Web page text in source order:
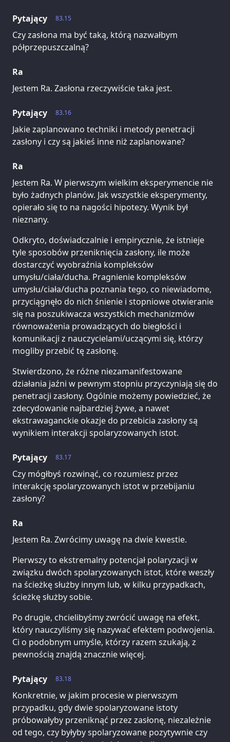
83.15
Pytający
Czy zasłona ma być taką, którą nazwałbym
półprzepuszczalną?
Ra
Jestem Ra. Zasłona rzeczywiście taka jest.
83.16
Pytający
Jakie zaplanowano techniki i metody penetracji
zasłony i czy są jakieś inne niż zaplanowane?
Ra
Jestem Ra. W pierwszym wielkim eksperymencie nie
było żadnych planów. Jak wszystkie eksperymenty,
opierało się to na nagości hipotezy. Wynik był
nieznany.
Odkryto, doświadczalnie i empirycznie, że istnieje
tyle sposobów przeniknięcia zasłony, ile może
dostarczyć wyobraźnia kompleksów
umysłu/ciała/ducha. Pragnienie kompleksów
umysłu/ciała/ducha poznania tego, co niewiadome,
przyciągnęło do nich śnienie i stopniowe otwieranie
się na poszukiwacza wszystkich mechanizmów
równoważenia prowadzących do biegłości i
komunikacji z nauczycielami/uczącymi się, którzy
mogliby przebić tę zasłonę.
Stwierdzono, że różne niezamanifestowane
działania jaźni w pewnym stopniu przyczyniają się do
penetracji zasłony. Ogólnie możemy powiedzieć, że
zdecydowanie najbardziej żywe, a nawet
ekstrawaganckie okazje do przebicia zasłony są
wynikiem interakcji spolaryzowanych istot.
83.17
Pytający
Czy mógłbyś rozwinąć, co rozumiesz przez
interakcję spolaryzowanych istot w przebijaniu
zasłony?
Ra
Jestem Ra. Zwrócimy uwagę na dwie kwestie.
Pierwszy to ekstremalny potencjał polaryzacji w
związku dwóch spolaryzowanych istot, które weszły
na ścieżkę służby innym lub, w kilku przypadkach,
ścieżkę służby sobie.
Po drugie, chcielibyśmy zwrócić uwagę na efekt,
który nauczyliśmy się nazywać efektem podwojenia.
Ci o podobnym umyśle, którzy razem szukają, z
pewnością znajdą znacznie więcej.
83.18
Pytający
Konkretnie, w jakim procesie w pierwszym
przypadku, gdy dwie spolaryzowane istoty
próbowałyby przeniknąć przez zasłonę, niezależnie
od tego, czy byłyby spolaryzowane pozytywnie czy